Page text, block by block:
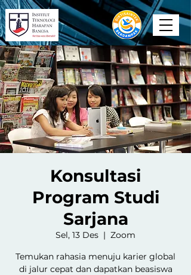
Konsultasi
Program Studi
Sarjana
Sel, 13 Des
  |
Zoom
Temukan rahasia menuju karier global
di jalur cepat dan dapatkan beasiswa